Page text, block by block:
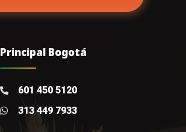
Principal Bogotá
601 450 5120
313 449 7933